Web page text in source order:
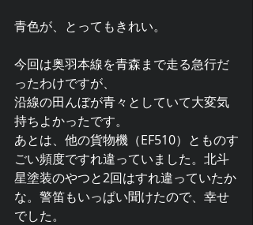
青色が、とってもきれい。
今回は奥羽本線を青森まで走る急行だ
ったわけですが、
沿線の田んぼが青々としていて大変気
持ちよかったです。
あとは、他の貨物機（EF510）とものす
ごい頻度ですれ違っていました。北斗
星塗装のやつと2回はすれ違っていたか
な。警笛もいっぱい聞けたので、幸せ
でした。